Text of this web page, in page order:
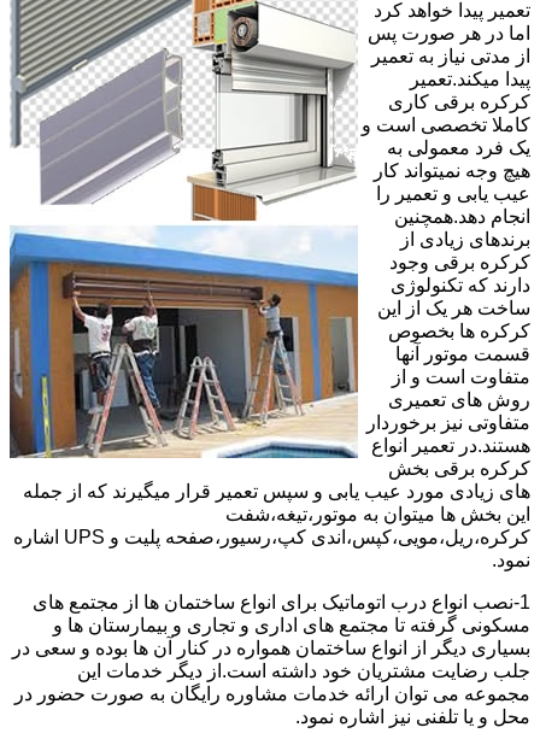
تعمیر پیدا خواهد کرد
اما در هر صورت پس
از مدتی نیاز به تعمیر
پیدا میکند.تعمیر
کرکره برقی کاری
کاملا تخصصی است و
یک فرد معمولی به
هیچ وجه نمیتواند کار
عیب یابی و تعمیر را
انجام دهد.همچنین
برندهای زیادی از
کرکره برقی وجود
دارند که تکنولوژی
ساخت هر یک از این
کرکره ها بخصوص
قسمت موتور آنها
متفاوت است و از
روش های تعمیری
متفاوتی نیز برخوردار
هستند.در تعمیر انواع
کرکره برقی بخش
های زیادی مورد عیب یابی و سپس تعمیر قرار میگیرند که از جمله
این بخش ها میتوان به موتور،تیغه،شفت
کرکره،ریل،مویی،کپس،اندی کپ،رسیور،صفحه پلیت و UPS اشاره
نمود.
1-نصب انواع درب اتوماتیک برای انواع ساختمان ها از مجتمع های
مسکونی گرفته تا مجتمع های اداری و تجاری و بیمارستان ها و
بسیاری دیگر از انواع ساختمان همواره در کنار آن ها بوده و سعی در
جلب رضایت مشتریان خود داشته است.از دیگر خدمات این
مجموعه می توان ارائه خدمات مشاوره رایگان به صورت حضور در
محل و یا تلفنی نیز اشاره نمود.